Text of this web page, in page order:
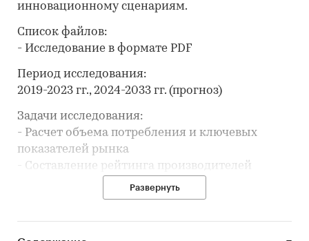
инновационному сценариям.
Список файлов:
- Исследование в формате PDF
Период исследования:
2019-2023 гг., 2024-2033 гг. (прогноз)
Задачи исследования:
- Расчет объема потребления и ключевых
показателей рынка
- Составление рейтинга производителей
- Анализ импорта и экспорта
- Формирование прогноза развития рынка
В разделе `Ведущие производители`
Развернуть